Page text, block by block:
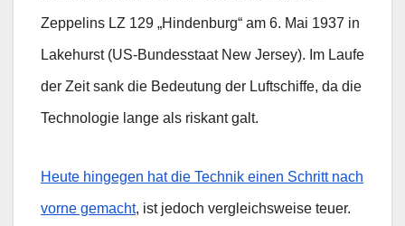
Zeppelins LZ 129 „Hindenburg“ am 6. Mai 1937 in
Lakehurst (US-Bundesstaat New Jersey). Im Laufe
der Zeit sank die Bedeutung der Luftschiffe, da die
Technologie lange als riskant galt.
Heute hingegen hat die Technik einen Schritt nach
vorne gemacht, ist jedoch vergleichsweise teuer.